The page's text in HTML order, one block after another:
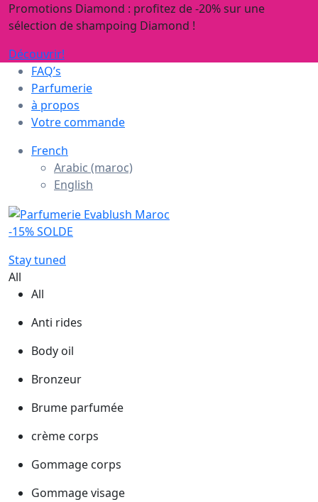
Promotions Diamond : profitez de -20% sur une
sélection de shampoing Diamond !
Découvrir!
FAQ’s
Parfumerie
à propos
Votre commande
French
Arabic (maroc)
English
-15% SOLDE
Stay tuned
All
All
Anti rides
Body oil
Bronzeur
Brume parfumée
crème corps
Gommage corps
Gommage visage